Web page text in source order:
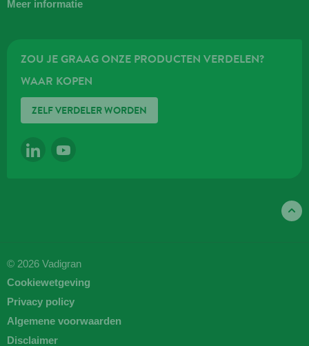
Meer informatie
ZOU JE GRAAG ONZE PRODUCTEN VERDELEN?
WAAR KOPEN
ZELF VERDELER WORDEN
LINKEDINYOUTUBE
© 2026 Vadigran
Cookiewetgeving
Privacy policy
Algemene voorwaarden
Disclaimer